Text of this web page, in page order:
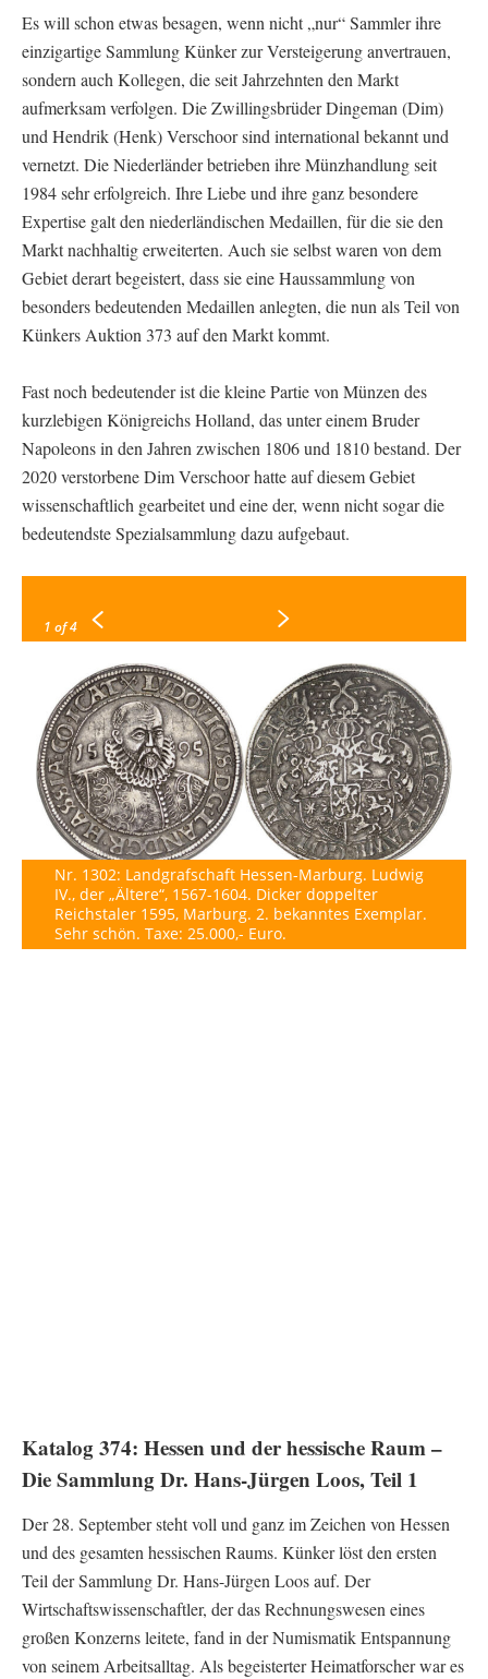
Es will schon etwas besagen, wenn nicht „nur“ Sammler ihre
einzigartige Sammlung Künker zur Versteigerung anvertrauen,
sondern auch Kollegen, die seit Jahrzehnten den Markt
aufmerksam verfolgen. Die Zwillingsbrüder Dingeman (Dim)
und Hendrik (Henk) Verschoor sind international bekannt und
vernetzt. Die Niederländer betrieben ihre Münzhandlung seit
1984 sehr erfolgreich. Ihre Liebe und ihre ganz besondere
Expertise galt den niederländischen Medaillen, für die sie den
Markt nachhaltig erweiterten. Auch sie selbst waren von dem
Gebiet derart begeistert, dass sie eine Haussammlung von
besonders bedeutenden Medaillen anlegten, die nun als Teil von
Künkers Auktion 373 auf den Markt kommt.
Fast noch bedeutender ist die kleine Partie von Münzen des
kurzlebigen Königreichs Holland, das unter einem Bruder
Napoleons in den Jahren zwischen 1806 und 1810 bestand. Der
2020 verstorbene Dim Verschoor hatte auf diesem Gebiet
wissenschaftlich gearbeitet und eine der, wenn nicht sogar die
bedeutendste Spezialsammlung dazu aufgebaut.
1 of 4
Nr. 1302: Landgrafschaft Hessen-Marburg. Ludwig
IV., der „Ältere“, 1567-1604. Dicker doppelter
Reichstaler 1595, Marburg. 2. bekanntes Exemplar.
Sehr schön. Taxe: 25.000,- Euro.
Katalog 374: Hessen und der hessische Raum –
Die Sammlung Dr. Hans-Jürgen Loos, Teil 1
Der 28. September steht voll und ganz im Zeichen von Hessen
und des gesamten hessischen Raums. Künker löst den ersten
Teil der Sammlung Dr. Hans-Jürgen Loos auf. Der
Wirtschaftswissenschaftler, der das Rechnungswesen eines
großen Konzerns leitete, fand in der Numismatik Entspannung
von seinem Arbeitsalltag. Als begeisterter Heimatforscher war es